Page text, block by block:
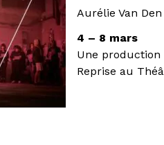
Aurélie Van Den
4 – 8 mars
Une production
Reprise au